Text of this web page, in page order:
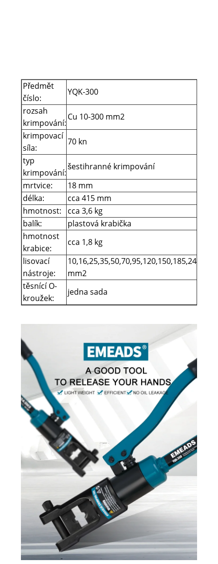
Předmět
číslo:
YQK-300
rozsah
krimpování:
Cu 10-300 mm2
krimpovací
síla:
70 kn
typ
krimpování:
šestihranné krimpování
mrtvice:
18 mm
délka:
cca 415 mm
hmotnost:
cca 3,6 kg
balík:
plastová krabička
hmotnost
krabice:
cca 1,8 kg
lisovací
nástroje:
10,16,25,35,50,70,95,120,150,185,240,300
mm2
těsnící O-
kroužek:
jedna sada